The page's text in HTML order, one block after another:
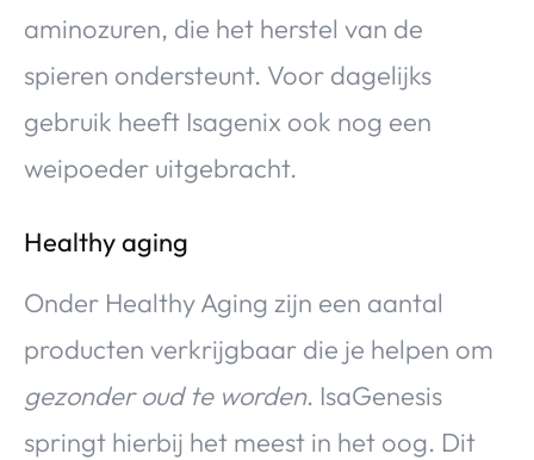
aminozuren, die het herstel van de
spieren ondersteunt. Voor dagelijks
gebruik heeft Isagenix ook nog een
weipoeder uitgebracht.
Healthy aging
Onder Healthy Aging zijn een aantal
producten verkrijgbaar die je helpen om
gezonder oud te worden. IsaGenesis
springt hierbij het meest in het oog. Dit